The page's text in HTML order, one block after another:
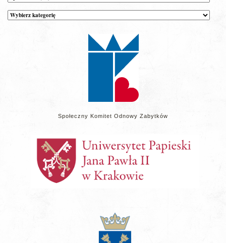
Kategorie
wpisów
Społeczny Komitet Odnowy Zabytków